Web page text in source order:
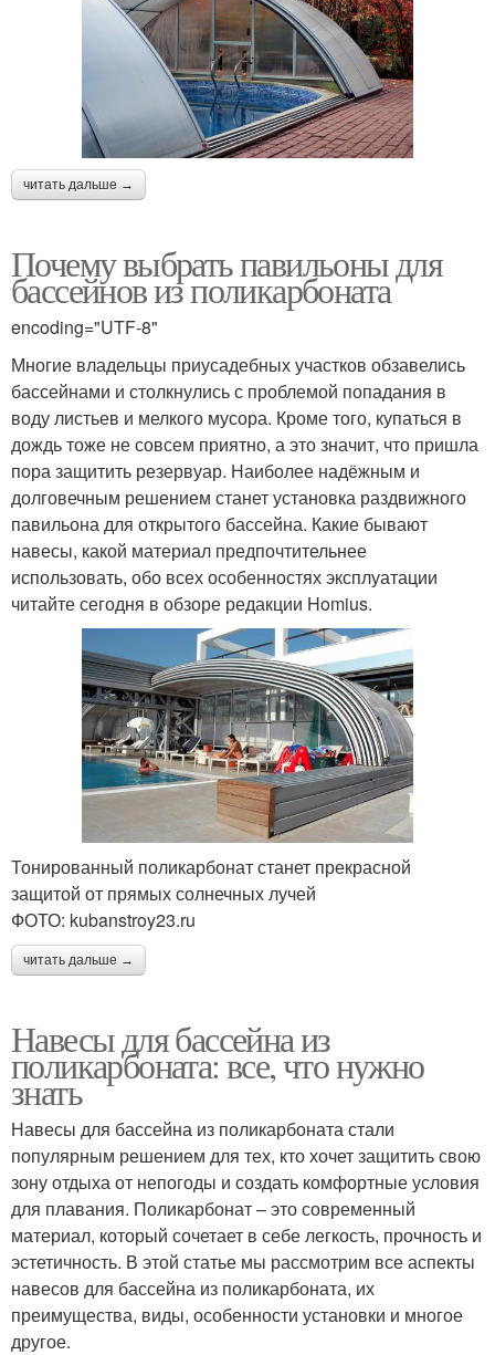
читать дальше →
Почему выбрать павильоны для
бассейнов из поликарбоната
encoding="UTF-8"
Многие владельцы приусадебных участков обзавелись
бассейнами и столкнулись с проблемой попадания в
воду листьев и мелкого мусора. Кроме того, купаться в
дождь тоже не совсем приятно, а это значит, что пришла
пора защитить резервуар. Наиболее надёжным и
долговечным решением станет установка раздвижного
павильона для открытого бассейна. Какие бывают
навесы, какой материал предпочтительнее
использовать, обо всех особенностях эксплуатации
читайте сегодня в обзоре редакции Homius.
Тонированный поликарбонат станет прекрасной
защитой от прямых солнечных лучей
ФОТО: kubanstroy23.ru
читать дальше →
Навесы для бассейна из
поликарбоната: все, что нужно
знать
Навесы для бассейна из поликарбоната стали
популярным решением для тех, кто хочет защитить свою
зону отдыха от непогоды и создать комфортные условия
для плавания. Поликарбонат – это современный
материал, который сочетает в себе легкость, прочность и
эстетичность. В этой статье мы рассмотрим все аспекты
навесов для бассейна из поликарбоната, их
преимущества, виды, особенности установки и многое
другое.